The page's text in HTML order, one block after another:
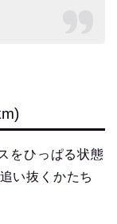
をひっぱる状態
い抜くかたち